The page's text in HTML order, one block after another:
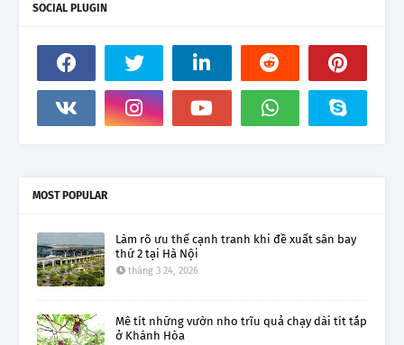
SOCIAL PLUGIN
MOST POPULAR
Làm rõ ưu thế cạnh tranh khi đề xuất sân bay
thứ 2 tại Hà Nội
tháng 3 24, 2026
Mê tít những vườn nho trĩu quả chạy dài tít tắp
ở Khánh Hòa